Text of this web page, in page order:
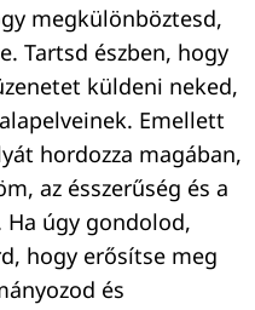
megkülönböztesd,
Tartsd észben, hogy
küldeni neked,
Emellett
hordozza magában,
az ésszerűség és a
úgy gondolod,
hogy erősítse meg
és